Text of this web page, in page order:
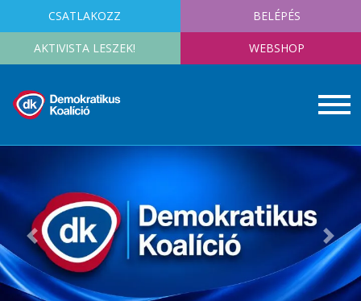
CSATLAKOZZ BELÉPÉS
AKTIVISTA LESZEK! WEBSHOP
Previous Next